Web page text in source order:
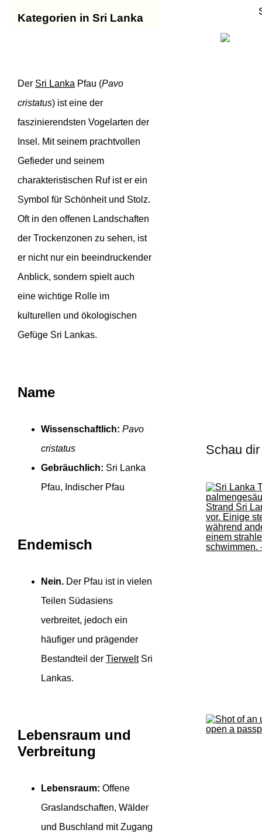
Kategorien in Sri Lanka
Der Sri Lanka Pfau (Pavo
cristatus) ist eine der
faszinierendsten Vogelarten der
Insel. Mit seinem prachtvollen
Gefieder und seinem
charakteristischen Ruf ist er ein
Symbol für Schönheit und Stolz.
Oft in den offenen Landschaften
der Trockenzonen zu sehen, ist
er nicht nur ein beeindruckender
Anblick, sondern spielt auch
eine wichtige Rolle im
kulturellen und ökologischen
Gefüge Sri Lankas.
Name
Wissenschaftlich: Pavo
cristatus
Gebräuchlich: Sri Lanka
Pfau, Indischer Pfau
Endemisch
Nein. Der Pfau ist in vielen
Teilen Südasiens
verbreitet, jedoch ein
häufiger und prägender
Bestandteil der TierweltSri
Lankas.
Lebensraum und
Verbreitung
Lebensraum: Offene
Graslandschaften, Wälder
und Buschland mit Zugang
Schau